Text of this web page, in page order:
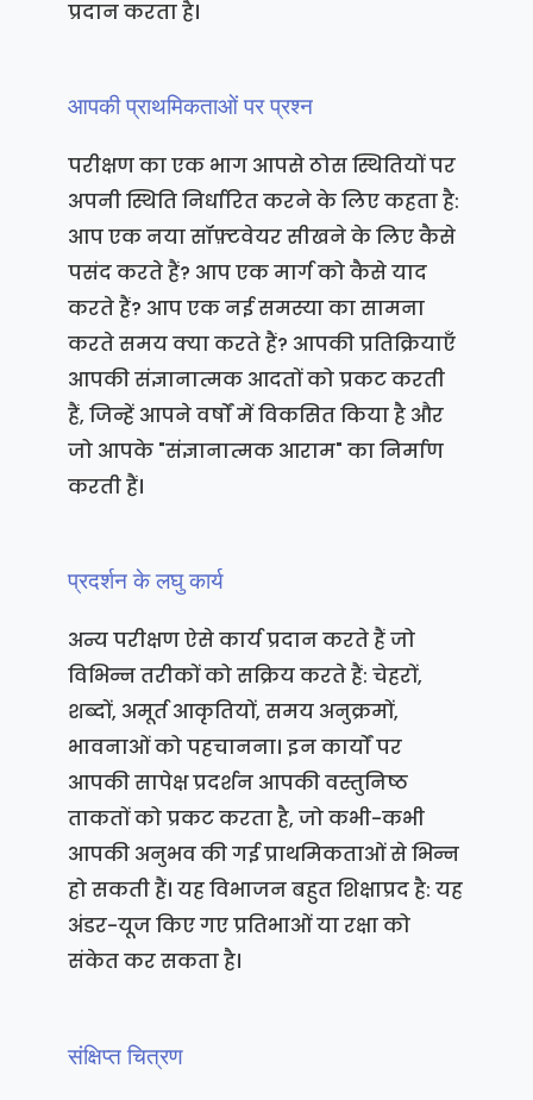
प्रदान करता है।
आपकी प्राथमिकताओं पर प्रश्न
परीक्षण का एक भाग आपसे ठोस स्थितियों पर
अपनी स्थिति निर्धारित करने के लिए कहता है:
आप एक नया सॉफ़्टवेयर सीखने के लिए कैसे
पसंद करते हैं? आप एक मार्ग को कैसे याद
करते हैं? आप एक नई समस्या का सामना
करते समय क्या करते हैं? आपकी प्रतिक्रियाएँ
आपकी संज्ञानात्मक आदतों को प्रकट करती
हैं, जिन्हें आपने वर्षों में विकसित किया है और
जो आपके "संज्ञानात्मक आराम" का निर्माण
करती हैं।
प्रदर्शन के लघु कार्य
अन्य परीक्षण ऐसे कार्य प्रदान करते हैं जो
विभिन्न तरीकों को सक्रिय करते हैं: चेहरों,
शब्दों, अमूर्त आकृतियों, समय अनुक्रमों,
भावनाओं को पहचानना। इन कार्यों पर
आपकी सापेक्ष प्रदर्शन आपकी वस्तुनिष्ठ
ताकतों को प्रकट करता है, जो कभी-कभी
आपकी अनुभव की गई प्राथमिकताओं से भिन्न
हो सकती हैं। यह विभाजन बहुत शिक्षाप्रद है: यह
अंडर-यूज किए गए प्रतिभाओं या रक्षा को
संकेत कर सकता है।
संक्षिप्त चित्रण